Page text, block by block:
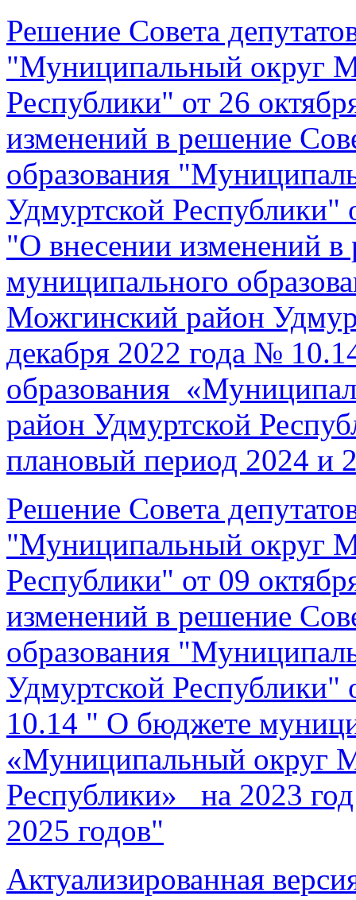
Решение Совета
"Муниципальный округ
Республики" от 26
изменений в решение
образования
Удмуртской Республики"
"О внесении изменений в
муниципального
Можгинский район
декабря 2022 года №
образования
район Удмуртской
плановый период 2024 и
Решение Совета
"Муниципальный округ
Республики" от 09
изменений в решение
образования
Удмуртской Республики"
10.14 " О бюджете
«Муниципальный округ
Республики» на 2023
2025 годов"
Актуализированная